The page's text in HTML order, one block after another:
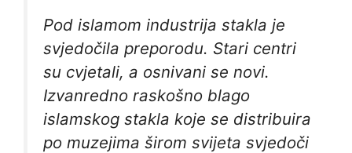
Pod islamom industrija stakla je
svjedočila preporodu. Stari centri
su cvjetali, a osnivani se novi.
Izvanredno raskošno blago
islamskog stakla koje se distribuira
po muzejima širom svijeta svjedoči